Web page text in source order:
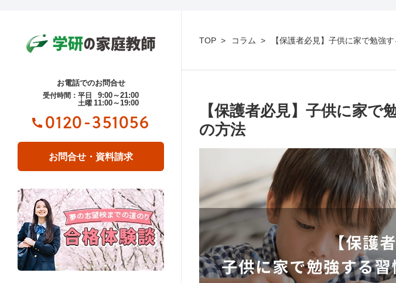
お電話でのお問合せ
受付時間：平日 9:00～21:00
土曜 11:00～19:00
0120-351056
お問合せ・資料請求
TOP コラム 【保護者必見】子供に家で勉強
【保護者必見】子供に家で
の方法